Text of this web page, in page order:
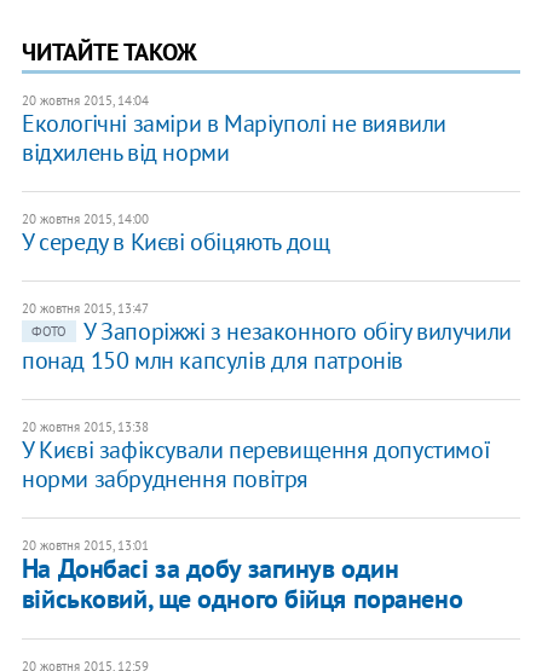
ЧИТАЙТЕ ТАКОЖ
20 жовтня 2015, 14:04
Екологічні заміри в Маріуполі не виявили
відхилень від норми
20 жовтня 2015, 14:00
У середу в Києві обіцяють дощ
20 жовтня 2015, 13:47
ФОТО
У Запоріжжі з незаконного обігу вилучили
понад 150 млн капсулів для патронів
20 жовтня 2015, 13:38
У Києві зафіксували перевищення допустимої
норми забруднення повітря
20 жовтня 2015, 13:01
На Донбасі за добу загинув один
військовий, ще одного бійця поранено
20 жовтня 2015, 12:59